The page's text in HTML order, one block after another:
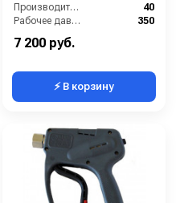
Производительность (л/мин):
40
Рабочее давление (бар):
350
7 200 руб.
⚡ В корзину